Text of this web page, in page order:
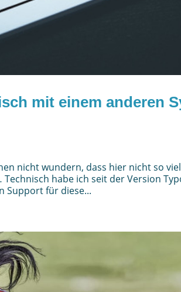
mit einem anderen
nicht wundern, dass hier nicht so
habe ich seit der Version
Support für diese...